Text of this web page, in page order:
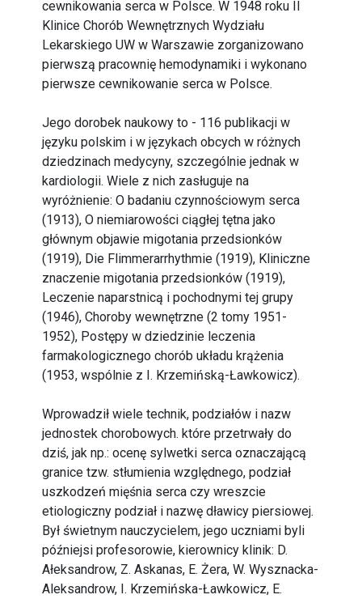
cewnikowania serca w Polsce. W 1948 roku II
Klinice Chorób Wewnętrznych Wydziału
Lekarskiego UW w Warszawie zorganizowano
pierwszą pracownię hemodynamiki i wykonano
pierwsze cewnikowanie serca w Polsce.
Jego dorobek naukowy to - 116 publikacji w
języku polskim i w językach obcych w różnych
dziedzinach medycyny, szczególnie jednak w
kardiologii. Wiele z nich zasługuje na
wyróżnienie: O badaniu czynnościowym serca
(1913), O niemiarowości ciągłej tętna jako
głównym objawie migotania przedsionków
(1919), Die Flimmerarrhythmie (1919), Kliniczne
znaczenie migotania przedsionków (1919),
Leczenie naparstnicą i pochodnymi tej grupy
(1946), Choroby wewnętrzne (2 tomy 1951-
1952), Postępy w dziedzinie leczenia
farmakologicznego chorób układu krążenia
(1953, wspólnie z I. Krzemińską-Ławkowicz).
Wprowadził wiele technik, podziałów i nazw
jednostek chorobowych. które przetrwały do
dziś, jak np.: ocenę sylwetki serca oznaczającą
granice tzw. stłumienia względnego, podział
uszkodzeń mięśnia serca czy wreszcie
etiologiczny podział i nazwę dławicy piersiowej.
Był świetnym nauczycielem, jego uczniami byli
późniejsi profesorowie, kierownicy klinik: D.
Ałeksandrow, Z. Askanas, E. Żera, W. Wysznacka-
Aleksandrow, I. Krzemińska-Ławkowicz, E.